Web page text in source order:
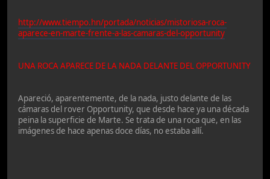
http://www.tiempo.hn/portada/noticias/mistoriosa-roca-
aparece-en-marte-frente-a-las-camaras-del-opportunity
UNA ROCA APARECE DE LA NADA DELANTE DEL OPPORTUNITY
Apareció, aparentemente, de la nada, justo delante de las
cámaras del rover Opportunity, que desde hace ya una década
peina la superficie de Marte. Se trata de una roca que, en las
imágenes de hace apenas doce días, no estaba allí.